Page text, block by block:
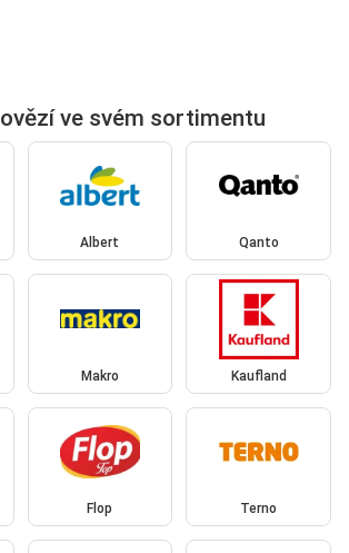
ve svém sortimentu
Albert Qanto
Makro Kaufland
Flop Terno